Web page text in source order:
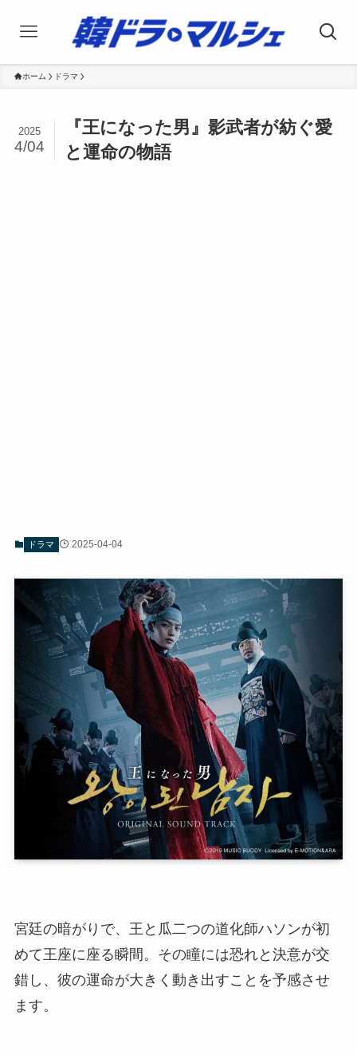
ホーム ドラマ
『王になった男』影武者が紡ぐ愛
と運命の物語
2025
4/04
ドラマ 2025-04-04
宮廷の暗がりで、王と瓜二つの道化師ハソンが初
めて王座に座る瞬間。その瞳には恐れと決意が交
錯し、彼の運命が大きく動き出すことを予感させ
ます。